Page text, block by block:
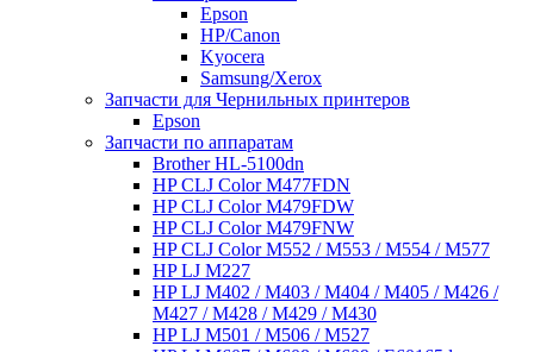
Epson
HP/Canon
Kyocera
Samsung/Xerox
Запчасти для Чернильных принтеров
Epson
Запчасти по аппаратам
Brother HL-5100dn
HP CLJ Color M477FDN
HP CLJ Color M479FDW
HP CLJ Color M479FNW
HP CLJ Color M552 / M553 / M554 / M577
HP LJ M227
HP LJ M402 / M403 / M404 / M405 / M426 /
M427 / M428 / M429 / M430
HP LJ M501 / M506 / M527